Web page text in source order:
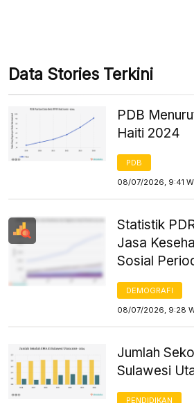
Data Stories Terkini
PDB
Haiti 2024
PDB
08/07/2026, 9:41
Statistik
Jasa
Sosial
DEMOGRAFI
08/07/2026, 9:28
Jumlah
Sulawesi
PENDIDIKAN